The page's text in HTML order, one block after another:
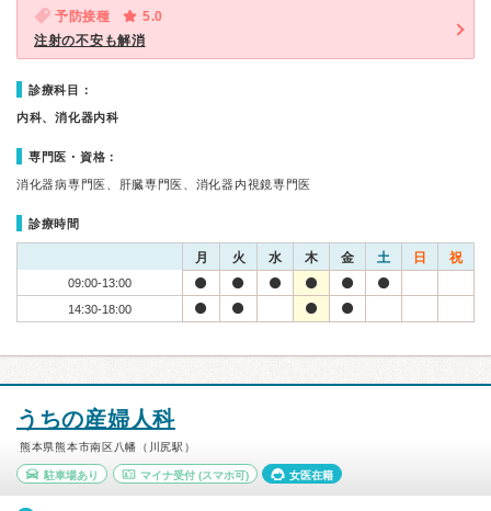
予防接種
5.0
注射の不安も解消
診療科目：
内科、消化器内科
専門医・資格：
消化器病専門医、肝臓専門医、消化器内視鏡専門医
診療時間
月 火 水 木 金 土 日 祝
09:00-13:00
14:30-18:00
うちの産婦人科
熊本県熊本市南区八幡（川尻駅）
駐車場あり マイナ受付(スマホ可) 女医在籍